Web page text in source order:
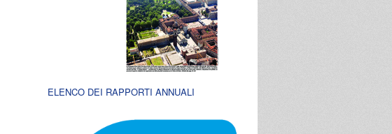
ELENCO DEI RAPPORTI ANNUALI